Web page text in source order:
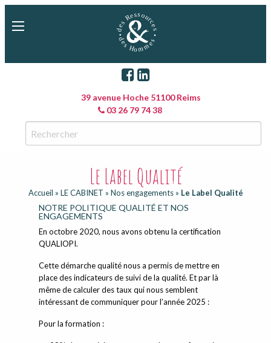
39 avenue Hoche 51100 Reims
03 26 79 74 38
Le Label Qualité
Accueil » LE CABINET » Nos engagements» Le Label Qualité
NOTRE POLITIQUE QUALITÉ ET NOS
ENGAGEMENTS
En octobre 2020, nous avons obtenu la certification
QUALIOPI.
Cette démarche qualité nous a permis de mettre en
place des indicateurs de suivi de la qualité. Et par là
même de calculer des taux qui nous semblent
intéressant de communiquer pour l’année 2025 :
Pour la formation :